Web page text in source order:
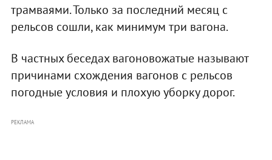
трамваями. Только за последний месяц с
рельсов сошли, как минимум три вагона.
В частных беседах вагоновожатые называют
причинами схождения вагонов с рельсов
погодные условия и плохую уборку дорог.
РЕКЛАМА